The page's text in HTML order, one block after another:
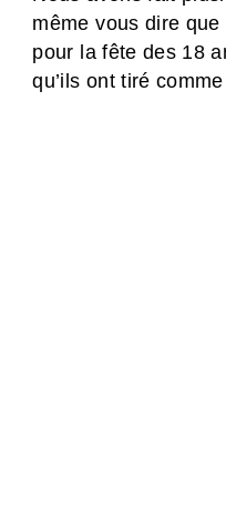
même vous dire
pour la fête des 18
qu’ils ont tiré